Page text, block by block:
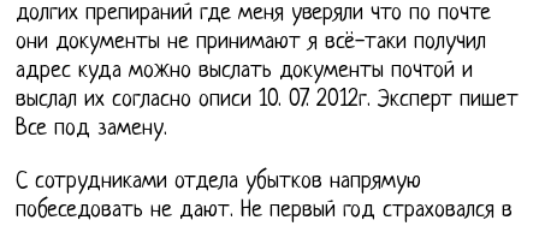
долгих препираний где меня уверяли что по почте
они документы не принимают я всё-таки получил
адрес куда можно выслать документы почтой и
выслал их согласно описи 10. 07. 2012г. Эксперт пишет
Все под замену.
С сотрудниками отдела убытков напрямую
побеседовать не дают. Не первый год страховался в